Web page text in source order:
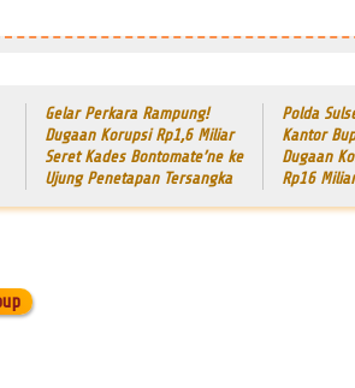
Gelar Perkara Rampung!
Dugaan Korupsi Rp1,6 Miliar
Seret Kades Bontomate’ne ke
Ujung Penetapan Tersangka
Polda
Kantor
Dugaan
Rp16 Miliar